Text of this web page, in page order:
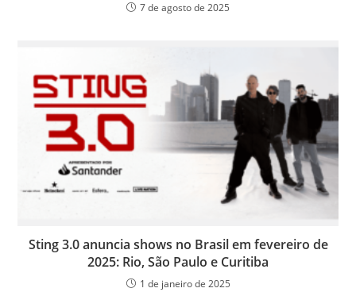
7 de agosto de 2025
Sting 3.0 anuncia shows no Brasil em fevereiro de
2025: Rio, São Paulo e Curitiba
1 de janeiro de 2025